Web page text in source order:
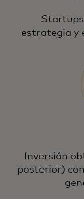
Startups
estrategia y
Inversión
posterior)